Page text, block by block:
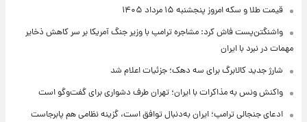
قیمت طلا و سکه امروز پنجشنبه ۱۵ مرداد ۱۴۰۵
واشنگتن‌پست فاش کرد: مشاجره ترامپ با وزیر جنگ آمریکا بر سر کاهش ذخایر
مهمات در نبرد با ایران
شارژ جدید کالابرگ برای سه دهک؛ جزئیات اعلام شد
واکنش ونس به مذاکرات با ایران؛ تهران طرف دشواری برای گفت‌وگو است
ادعای جنجالی ترامپ؛ ایران به‌دنبال توافق است، گزینه نظامی هم پابرجاست